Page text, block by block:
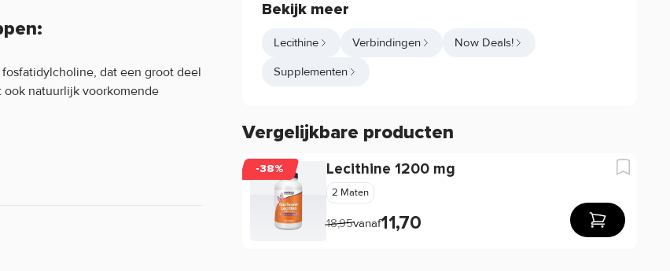
Bekijk meer
Lecithine Verbindingen Now Deals!
Supplementen
Vergelijkbare producten
-38% Lecithine 1200 mg
2 Maten
18,95vanaf11,70
dat een groot deel
natuurlijk voorkomende